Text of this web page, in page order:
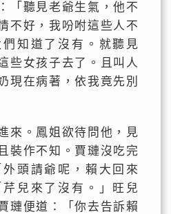
「聽見老爺生氣，他不
不好，我吩咐這些人不
知道了沒有。就聽見
些女孩子去了。且叫人
現在病著，依我竟先別
來。鳳姐欲待問他，見
裝作不知。賈璉沒吃完
頭請爺呢，賴大回來
兒來了沒有。」旺兒
璉便道：「你去告訴賴